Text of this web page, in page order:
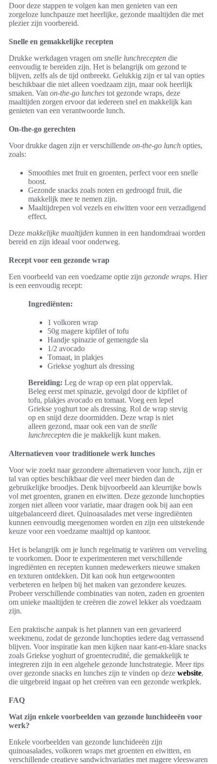
Door deze stappen te volgen kan men genieten van een
zorgeloze lunchpauze met heerlijke, gezonde maaltijden die met
plezier zijn voorbereid.
Snelle en gemakkelijke recepten
Drukke werkdagen vragen om snelle lunchrecepten die
eenvoudig te bereiden zijn. Het is belangrijk om gezond te
blijven, zelfs als de tijd ontbreekt. Gelukkig zijn er tal van opties
beschikbaar die niet alleen voedzaam zijn, maar ook heerlijk
smaken. Van on-the-go lunches tot gezonde wraps, deze
maaltijden zorgen ervoor dat iedereen snel en makkelijk kan
genieten van een verantwoorde lunch.
On-the-go gerechten
Voor drukke dagen zijn er verschillende on-the-go lunch opties,
zoals:
Smoothies met fruit en groenten, perfect voor een snelle
boost.
Gezonde snacks zoals noten en gedroogd fruit, die
makkelijk mee te nemen zijn.
Maaltijdrepen vol vezels en eiwitten voor een verzadigend
effect.
Deze makkelijke maaltijden kunnen in een handomdraai worden
bereid en zijn ideaal voor onderweg.
Recept voor een gezonde wrap
Een voorbeeld van een voedzame optie zijn gezonde wraps. Hier
is een eenvoudig recept:
Ingrediënten:
1 volkoren wrap
50g magere kipfilet of tofu
Handje spinazie of gemengde sla
1/2 avocado
Tomaat, in plakjes
Griekse yoghurt als dressing
Bereiding: Leg de wrap op een plat oppervlak.
Beleg eerst met spinazie, gevolgd door de kipfilet of
tofu, plakjes avocado en tomaat. Voeg een lepel
Griekse yoghurt toe als dressing. Rol de wrap stevig
op en snijd deze doormidden. Deze wrap is niet
alleen gezond, maar ook een van de snelle
lunchrecepten die je makkelijk kunt maken.
Alternatieven voor traditionele werk lunches
Voor wie zoekt naar gezondere alternatieven voor lunch, zijn er
tal van opties beschikbaar die veel meer bieden dan de
gebruikelijke broodjes. Denk bijvoorbeeld aan kleurrijke bowls
vol met groenten, granen en eiwitten. Deze gezonde lunchopties
zorgen niet alleen voor variatie, maar dragen ook bij aan een
uitgebalanceerd dieet. Quinoasalades met verse ingrediënten
kunnen eenvoudig meegenomen worden en zijn een uitstekende
keuze voor een voedzame maaltijd op kantoor.
Het is belangrijk om je lunch regelmatig te variëren om verveling
te voorkomen. Door te experimenteren met verschillende
ingrediënten en recepten kunnen medewerkers nieuwe smaken
en texturen ontdekken. Dit kan ook hun eetgewoonten
verbeteren en helpen bij het maken van gezondere keuzes.
Probeer verschillende combinaties van noten, zaden en groenten
om unieke maaltijden te creëren die zowel lekker als voedzaam
zijn.
Een praktische aanpak is het plannen van een gevarieerd
weekmenu, zodat de gezonde lunchopties iedere dag verrassend
blijven. Voor inspiratie kan men kijken naar kant-en-klare snacks
zoals Griekse yoghurt of groentecrudité, die gemakkelijk te
integreren zijn in een algehele gezonde lunchstrategie. Meer tips
over gezonde snacks en lunches zijn te vinden op deze website,
die uitgebreid ingaat op het creëren van een gezonde werkplek.
FAQ
Wat zijn enkele voorbeelden van gezonde lunchideeën voor
werk?
Enkele voorbeelden van gezonde lunchideeën zijn
quinoasalades, volkoren wraps met groenten en eiwitten, en
verschillende creatieve sandwichvariaties met magere vleeswaren